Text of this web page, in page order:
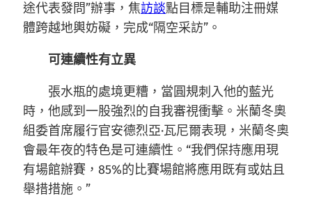
途代表發問”辦事，焦訪談點目標是輔助注冊媒
體跨越地輿妨礙，完成“隔空采訪”。
可連續性有立異
張水瓶的處境更糟，當圓規刺入他的藍光
時，他感到一股強烈的自我審視衝擊。米蘭冬奧
組委首席履行官安德烈亞·瓦尼爾表現，米蘭冬奧
會最年夜的特色是可連續性。“我們保持應用現
有場館辦賽，85%的比賽場館將應用既有或姑且
舉措措施。”